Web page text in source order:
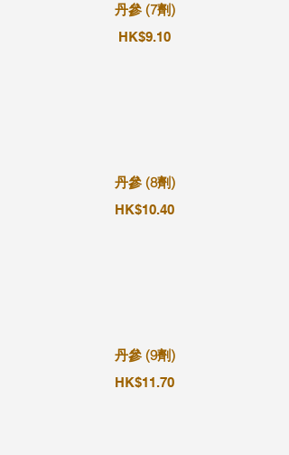
丹參 (7劑)
HK$9.10
丹參 (8劑)
HK$10.40
丹參 (9劑)
HK$11.70